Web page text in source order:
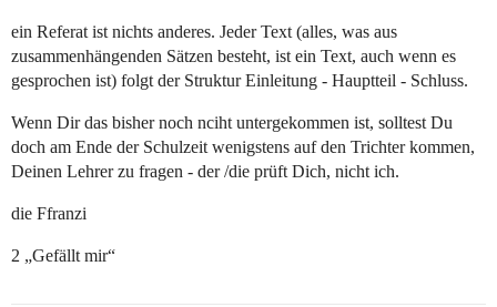
ein Referat ist nichts anderes. Jeder Text (alles, was aus
zusammenhängenden Sätzen besteht, ist ein Text, auch wenn es
gesprochen ist) folgt der Struktur Einleitung - Hauptteil - Schluss.
Wenn Dir das bisher noch nciht untergekommen ist, solltest Du
doch am Ende der Schulzeit wenigstens auf den Trichter kommen,
Deinen Lehrer zu fragen - der /die prüft Dich, nicht ich.
die Ffranzi
2 „Gefällt mir“